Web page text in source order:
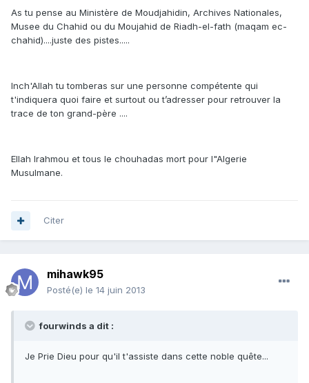
As tu pense au Ministère de Moudjahidin, Archives Nationales,
Musee du Chahid ou du Moujahid de Riadh-el-fath (maqam ec-
chahid)....juste des pistes.....
Inch'Allah tu tomberas sur une personne compétente qui
t'indiquera quoi faire et surtout ou t’adresser pour retrouver la
trace de ton grand-père ....
Ellah Irahmou et tous le chouhadas mort pour l"Algerie
Musulmane.
Citer
mihawk95
Posté(e) le 14 juin 2013
fourwinds a dit :
Je Prie Dieu pour qu'il t'assiste dans cette noble quête...